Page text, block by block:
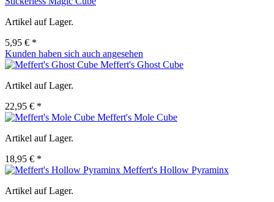
Artikel auf Lager.
5,95 € *
Kunden haben sich auch angesehen
Meffert's Ghost Cube
Artikel auf Lager.
22,95 € *
Meffert's Mole Cube
Artikel auf Lager.
18,95 € *
Meffert's Hollow Pyraminx
Artikel auf Lager.